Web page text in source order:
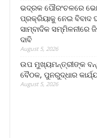
ଭଦ୍ରକ ପୌରଂଚଳରେ
ପ୍ରକ୍ରିୟାକୁ ନେଇ ବିବାଦ
ସାମ୍ବାଦିକ ସମ୍ମିଳନୀରେ
ଦାବି
August 5, 2026
ଉପ ମୁଖ୍ୟମନ୍ତ୍ରୀଙ୍କ
ବୈଠକ, ପୁନରୁଦ୍ଧାର
August 5, 2026